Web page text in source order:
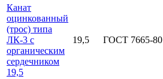
Канат
оцинкованный
(трос) типа
ЛК-3 с
органическим
сердечником
19,5
19,5 ГОСТ 7665-80